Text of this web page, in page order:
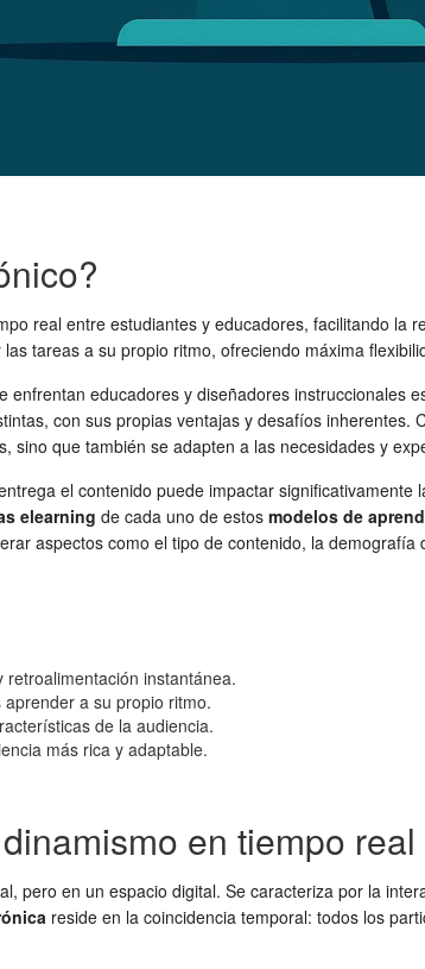
real entre estudiantes y educadores, facilitando la
tareas a su propio ritmo, ofreciendo máxima
educadores y diseñadores instruccionales
con sus propias ventajas y desafíos inherentes.
que también se adapten a las necesidades y
el contenido puede impactar
elearning de cada uno de estos modelos de
aspectos como el tipo de contenido, la
instantánea.
a su propio ritmo.
de la audiencia.
más rica y adaptable.
en tiempo real
pero en un espacio digital. Se caracteriza por la
reside en la coincidencia temporal: todos los